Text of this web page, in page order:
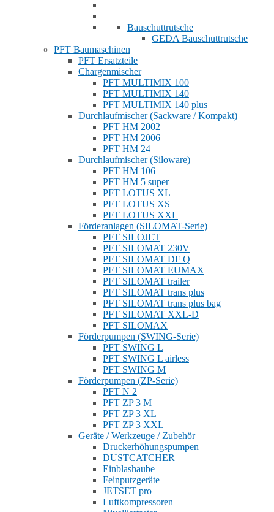
Bauschuttrutsche
GEDA Bauschuttrutsche
PFT Baumaschinen
PFT Ersatzteile
Chargenmischer
PFT MULTIMIX 100
PFT MULTIMIX 140
PFT MULTIMIX 140 plus
Durchlaufmischer (Sackware / Kompakt)
PFT HM 2002
PFT HM 2006
PFT HM 24
Durchlaufmischer (Siloware)
PFT HM 106
PFT HM 5 super
PFT LOTUS XL
PFT LOTUS XS
PFT LOTUS XXL
Förderanlagen (SILOMAT-Serie)
PFT SILOJET
PFT SILOMAT 230V
PFT SILOMAT DF Q
PFT SILOMAT EUMAX
PFT SILOMAT trailer
PFT SILOMAT trans plus
PFT SILOMAT trans plus bag
PFT SILOMAT XXL-D
PFT SILOMAX
Förderpumpen (SWING-Serie)
PFT SWING L
PFT SWING L airless
PFT SWING M
Förderpumpen (ZP-Serie)
PFT N 2
PFT ZP 3 M
PFT ZP 3 XL
PFT ZP 3 XXL
Geräte / Werkzeuge / Zubehör
Druckerhöhungspumpen
DUSTCATCHER
Einblashaube
Feinputzgeräte
JETSET pro
Luftkompressoren